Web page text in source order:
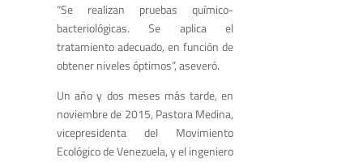
“Se realizan pruebas químico-
bacteriológicas. Se aplica el
tratamiento adecuado, en función de
obtener niveles óptimos”, aseveró.
Un año y dos meses más tarde, en
noviembre de 2015, Pastora Medina,
vicepresidenta del Movimiento
Ecológico de Venezuela, y el ingeniero